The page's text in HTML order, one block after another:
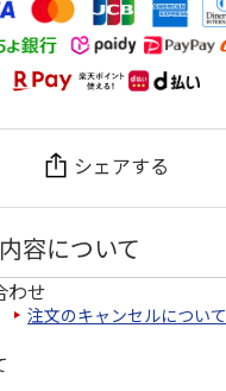
シェアする
容について
わせ
注文のキャンセルについて